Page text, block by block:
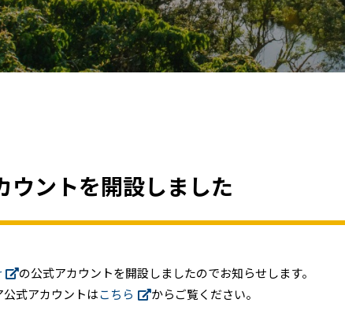
ウントを開設しました
の公式アカウントを開設しましたのでお知らせします。
式アカウントはこちら からご覧ください。